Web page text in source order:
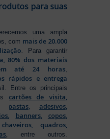
para suas
uma ampla
com mais de 20.000
. Para garantir
80% dos materiais
até 24 horas,
rápidos e entrega
Entre os principais
cartões de visita,
pastas, adesivos,
, banners, copos,
chaveiros, quadros,
, entre outros.